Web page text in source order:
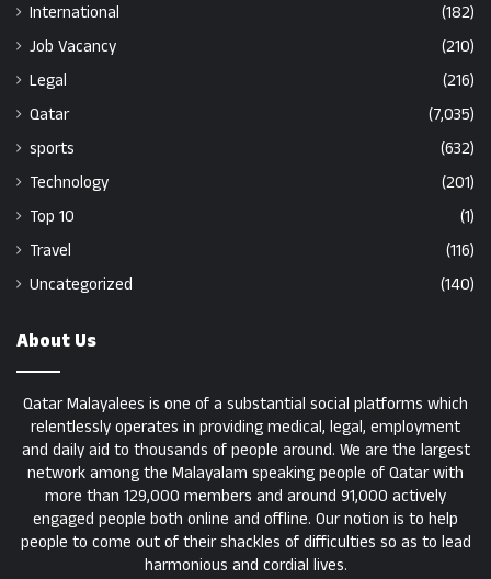
International
(182)
Job Vacancy
(210)
Legal
(216)
Qatar
(7,035)
sports
(632)
Technology
(201)
Top 10
(1)
Travel
(116)
Uncategorized
(140)
About Us
Qatar Malayalees is one of a substantial social platforms which
relentlessly operates in providing medical, legal, employment
and daily aid to thousands of people around. We are the largest
network among the Malayalam speaking people of Qatar with
more than 129,000 members and around 91,000 actively
engaged people both online and offline. Our notion is to help
people to come out of their shackles of difficulties so as to lead
harmonious and cordial lives.